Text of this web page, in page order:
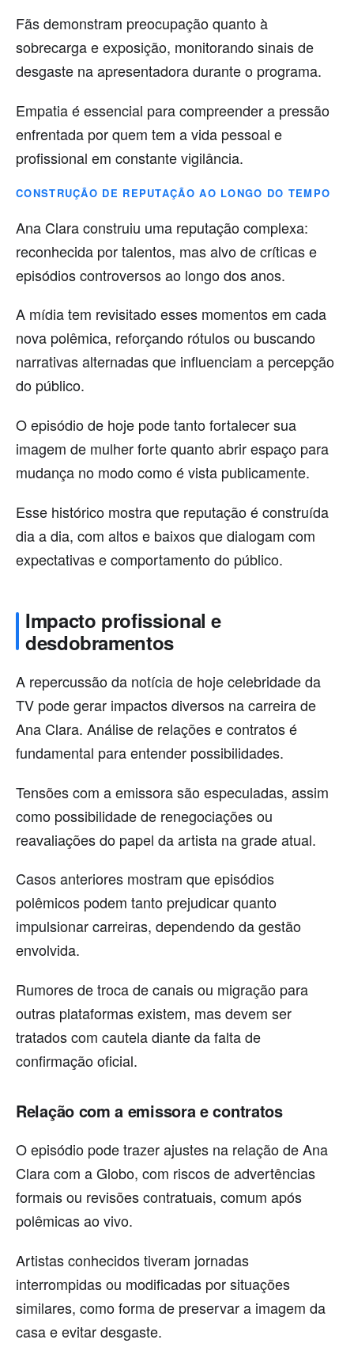
Fãs demonstram preocupação quanto à
sobrecarga e exposição, monitorando sinais de
desgaste na apresentadora durante o programa.
Empatia é essencial para compreender a pressão
enfrentada por quem tem a vida pessoal e
profissional em constante vigilância.
CONSTRUÇÃO DE REPUTAÇÃO AO LONGO DO TEMPO
Ana Clara construiu uma reputação complexa:
reconhecida por talentos, mas alvo de críticas e
episódios controversos ao longo dos anos.
A mídia tem revisitado esses momentos em cada
nova polêmica, reforçando rótulos ou buscando
narrativas alternadas que influenciam a percepção
do público.
O episódio de hoje pode tanto fortalecer sua
imagem de mulher forte quanto abrir espaço para
mudança no modo como é vista publicamente.
Esse histórico mostra que reputação é construída
dia a dia, com altos e baixos que dialogam com
expectativas e comportamento do público.
Impacto profissional e
desdobramentos
A repercussão da notícia de hoje celebridade da
TV pode gerar impactos diversos na carreira de
Ana Clara. Análise de relações e contratos é
fundamental para entender possibilidades.
Tensões com a emissora são especuladas, assim
como possibilidade de renegociações ou
reavaliações do papel da artista na grade atual.
Casos anteriores mostram que episódios
polêmicos podem tanto prejudicar quanto
impulsionar carreiras, dependendo da gestão
envolvida.
Rumores de troca de canais ou migração para
outras plataformas existem, mas devem ser
tratados com cautela diante da falta de
confirmação oficial.
Relação com a emissora e contratos
O episódio pode trazer ajustes na relação de Ana
Clara com a Globo, com riscos de advertências
formais ou revisões contratuais, comum após
polêmicas ao vivo.
Artistas conhecidos tiveram jornadas
interrompidas ou modificadas por situações
similares, como forma de preservar a imagem da
casa e evitar desgaste.